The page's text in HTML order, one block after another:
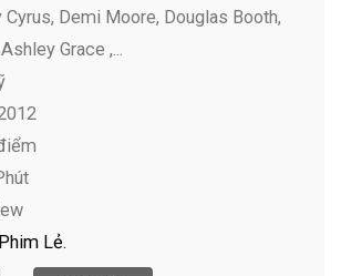
Cyrus, Demi Moore, Douglas Booth,
Grace ,...
Phim Lẻ